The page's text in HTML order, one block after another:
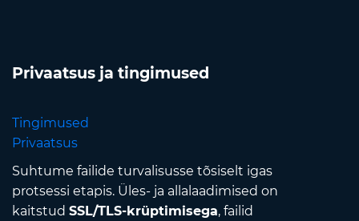
Privaatsus ja tingimused
Tingimused
Privaatsus
Suhtume failide turvalisusse tõsiselt igas
protsessi etapis. Üles- ja allalaadimised on
kaitstud SSL/TLS-krüptimisega, failid